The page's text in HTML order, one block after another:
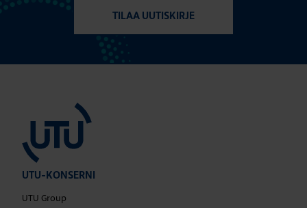
TILAA UUTISKIRJE
UTU-KONSERNI
UTU Group